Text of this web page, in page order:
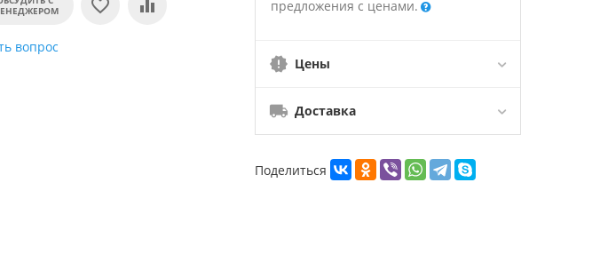
вопрос
предложения с ценами.
Цены
Доставка
Поделиться